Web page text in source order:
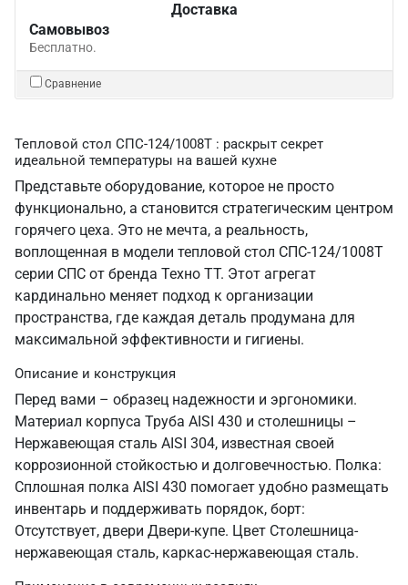
Доставка
Самовывоз
Бесплатно.
Сравнение
Тепловой стол СПС-124/1008Т : раскрыт секрет
идеальной температуры на вашей кухне
Представьте оборудование, которое не просто
функционально, а становится стратегическим центром
горячего цеха. Это не мечта, а реальность,
воплощенная в модели тепловой стол СПС-124/1008Т
серии СПС от бренда Техно ТТ. Этот агрегат
кардинально меняет подход к организации
пространства, где каждая деталь продумана для
максимальной эффективности и гигиены.
Описание и конструкция
Перед вами – образец надежности и эргономики.
Материал корпуса Труба AISI 430 и столешницы –
Нержавеющая сталь AISI 304, известная своей
коррозионной стойкостью и долговечностью. Полка:
Сплошная полка AISI 430 помогает удобно размещать
инвентарь и поддерживать порядок, борт:
Отсутствует, двери Двери-купе. Цвет Столешница-
нержавеющая сталь, каркас-нержавеющая сталь.